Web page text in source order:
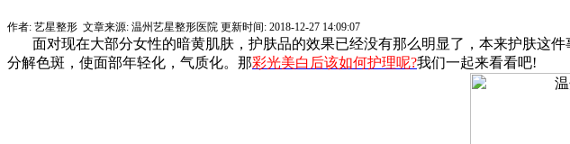
作者: 艺星整形 文章来源: 温州艺星整形医院 更新时间: 2018-12-27 14:09:07
面对现在大部分女性的暗黄肌肤，护肤品的效果已经没有那么明显了，本来护肤这件
分解色斑，使面部年轻化，气质化。那彩光美白后该如何护理呢?我们一起来看看吧!